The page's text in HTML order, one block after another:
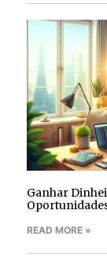
Ganhar
READ MORE »